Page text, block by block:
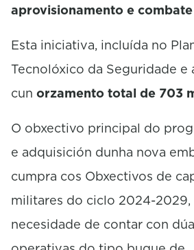
aprovisionamento e
Esta iniciativa, incluída no
Tecnolóxico da Seguridade e
cun orzamento total de 703
O obxectivo principal do
e adquisición dunha nova
cumpra cos Obxectivos de
militares do ciclo 2024-2029,
necesidade de contar con